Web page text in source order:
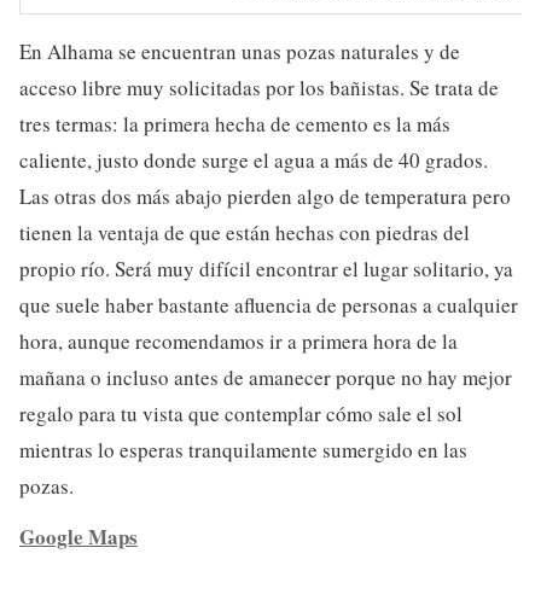
En Alhama se encuentran unas pozas naturales y de
acceso libre muy solicitadas por los bañistas. Se trata de
tres termas: la primera hecha de cemento es la más
caliente, justo donde surge el agua a más de 40 grados.
Las otras dos más abajo pierden algo de temperatura pero
tienen la ventaja de que están hechas con piedras del
propio río. Será muy difícil encontrar el lugar solitario, ya
que suele haber bastante afluencia de personas a cualquier
hora, aunque recomendamos ir a primera hora de la
mañana o incluso antes de amanecer porque no hay mejor
regalo para tu vista que contemplar cómo sale el sol
mientras lo esperas tranquilamente sumergido en las
pozas.
Google Maps